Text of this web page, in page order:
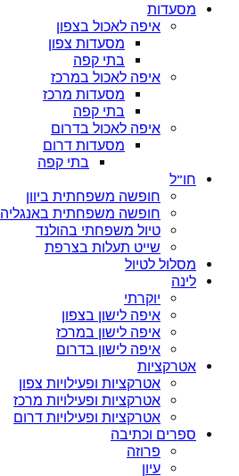
מסעדות
איפה לאכול בצפון
מסעדות צפון
בתי קפה
איפה לאכול במרכז
מסעדות מרכז
בתי קפה
איפה לאכול בדרום
מסעדות דרום
בתי קפה
חו”ל
חופשה משפחתית ביוון
חופשה משפחתית באנגליה
טיול משפחתי בהולנד
שייט תעלות בצרפת
מסלול לטיול
לינה
יוקרתי
איפה לישון בצפון
איפה לישון במרכז
איפה לישון בדרום
אטרקציות
אטרקציות ופעילויות צפון
אטרקציות ופעילויות מרכז
אטרקציות ופעילויות דרום
ספרים וכתיבה
פרוזה
עיון